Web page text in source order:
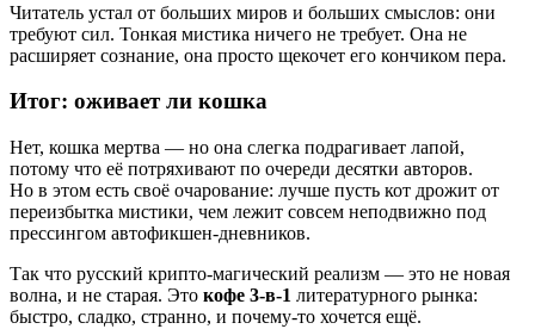
Читатель устал от больших миров и больших смыслов: они
требуют сил. Тонкая мистика ничего не требует. Она не
расширяет сознание, она просто щекочет его кончиком пера.
Итог: оживает ли кошка
Нет, кошка мертва — но она слегка подрагивает лапой,
потому что её потряхивают по очереди десятки авторов.
Но в этом есть своё очарование: лучше пусть кот дрожит от
переизбытка мистики, чем лежит совсем неподвижно под
прессингом автофикшен-дневников.
Так что русский крипто-магический реализм — это не новая
волна, и не старая. Это кофе 3-в-1 литературного рынка:
быстро, сладко, странно, и почему-то хочется ещё.